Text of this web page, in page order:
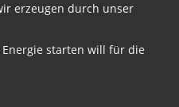
erzeugen durch unser
starten will für die